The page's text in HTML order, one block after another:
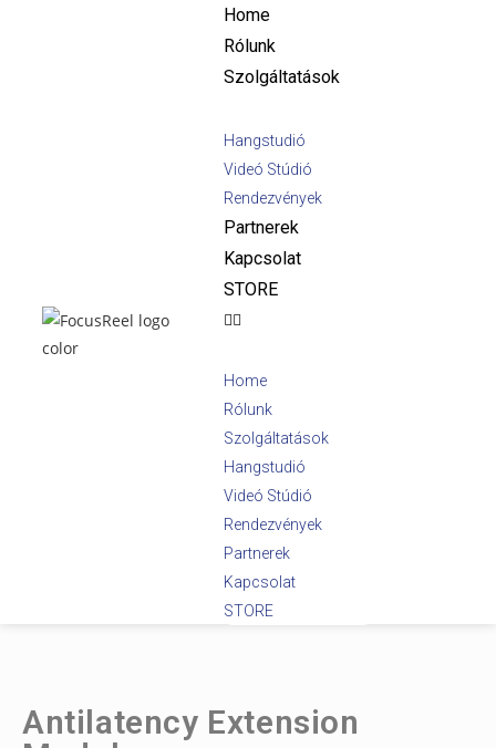
Home
Rólunk
Szolgáltatások
Hangstudió
Videó Stúdió
Rendezvények
Partnerek
Kapcsolat
STORE
Home
Rólunk
Szolgáltatások
Hangstudió
Videó Stúdió
Rendezvények
Partnerek
Kapcsolat
STORE
Antilatency Extension